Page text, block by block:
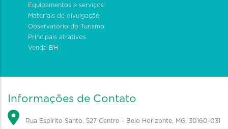
Equipamentos e serviços
Materiais de divulgação
Observatório do Turismo
Principais atrativos
Venda BH
Informações de Contato
Rua Espírito Santo, 527 Centro - Belo Horizonte, MG, 30160-031